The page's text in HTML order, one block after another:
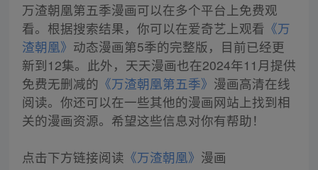
万渣朝凰第五季漫画可以在多个平台上免费观
看。根据搜索结果，你可以在爱奇艺上观看 《万
渣朝凰》 动态漫画第5季的完整版，目前已经更
新到12集。此外，天天漫画也在2024年11月提供
免费无删减的 《万渣朝凰第五季》 漫画高清在线
阅读。你还可以在一些其他的漫画网站上找到相
关的漫画资源。希望这些信息对你有帮助！
点击下方链接阅读 《万渣朝凰》 漫画